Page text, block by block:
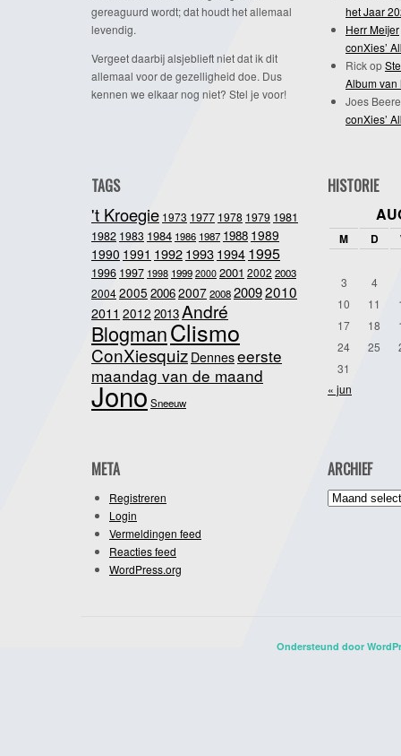
gereaguurd wordt; dat houdt het allemaal
levendig.
Vergeet daarbij alsjeblieft niet dat ik dit
allemaal voor de gezelligheid doe. Dus
kennen we elkaar nog niet? Stel je voor!
het Jaar
Herr Meijer
conXies’
Rickop
Album van
Joes
conXies’
TAGS
't Kroegie 1973 1977 1978 1979 1981
1982 1983 1984 1986 1987 1988 1989
1990 1991 19921993 1994 1995
1996 1997 1998 1999 2000 2001 2002 2003
20042005 20062007200820092010
2011 2012 2013André
BlogmanClismo
ConXiesquiz Denneseerste
maandag van de maand
JonoSneeuw
HISTORIE
M D
3
4
10
11
17
18
24
25
31
« jun
META
Registreren
Login
Vermeldingen feed
Reacties feed
WordPress.org
ARCHIEF
Archief
Ondersteund door